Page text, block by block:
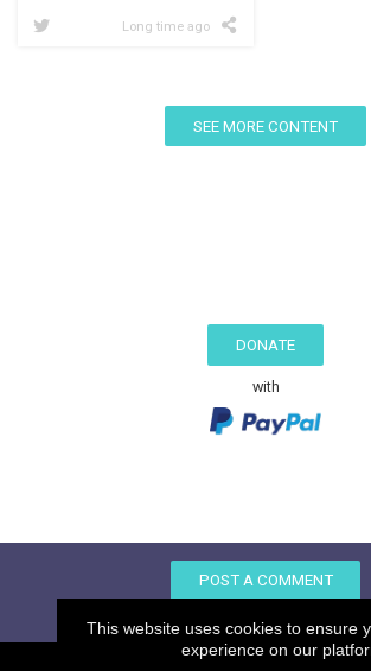
Long time ago
SEE MORE CONTENT
DONATE
with
POST A COMMENT
This website uses cookies to ensure
experience on our